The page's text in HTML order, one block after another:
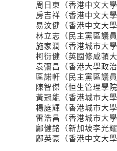
周日東（香港中文大
房吉祥（香港中文大學
易汶健（香港中文大
林立志（民主黨區議
施家潤（香港城市大
柯衍健（英國修咸頓
袁彌昌（香港大學政
區諾軒（民主黨區議
陳智傑（恒生管理學
黃冠能（香港城巿大
楊庭輝（香港城市大
雷浩昌（香港城市大
鄺健銘（新加坡李光
鄺英豪（香港中文大